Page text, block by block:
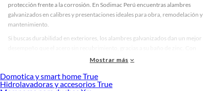
protección frente a la corrosión. En Sodimac Perú encuentras alambres
galvanizados en calibres y presentaciones ideales para obra, remodelación y
mantenimiento.
Si buscas durabilidad en exteriores, los alambres galvanizados dan un mejor
alambres galvanizados podrás tensar, amarrar, reforzar mallas y asegurar piezas
Alambres galvanizados: características, calibres y recubrimiento
Mostrar más
Domotica y smart home True
Hidrolavadoras y accesorios True